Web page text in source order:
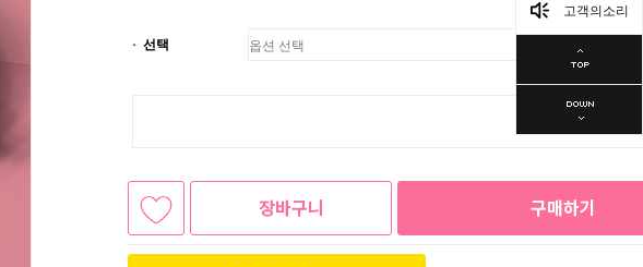
고객의소리
선택
장바구니 구매하기